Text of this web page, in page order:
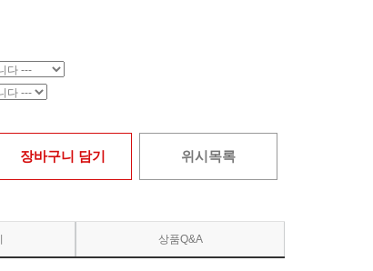
장바구니 담기 위시목록
상품Q&A